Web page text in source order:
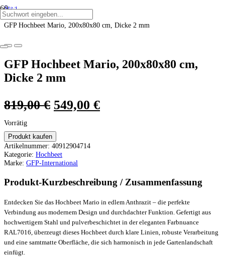
Start
/
GFP Hochbeet Mario, 200x80x80 cm, Dicke 2 mm
GFP Hochbeet Mario, 200x80x80 cm,
Dicke 2 mm
819,00€ Ursprünglicher
war:
819,00 €
549,00 €Aktueller
Vorrätig
Produkt kaufen
Artikelnummer: 40912904714
Kategorie: Hochbeet
Marke: GFP-International
Produkt-Kurzbeschreibung / Zusammenfassung
Entdecken Sie das Hochbeet Mario in edlem Anthrazit – die perfekte
Verbindung aus modernem Design und durchdachter Funktion. Gefertigt aus
hochwertigem Stahl und pulverbeschichtet in der eleganten Farbnuance
RAL7016, überzeugt dieses Hochbeet durch klare Linien, robuste Verarbeitung
und eine samtmatte Oberfläche, die sich harmonisch in jede Gartenlandschaft
einfügt.
ANGEBOT!
ANGEBOT!
ANGEBOT!
ANGEBOT!
ANGEBOT!
ANGEBOT!